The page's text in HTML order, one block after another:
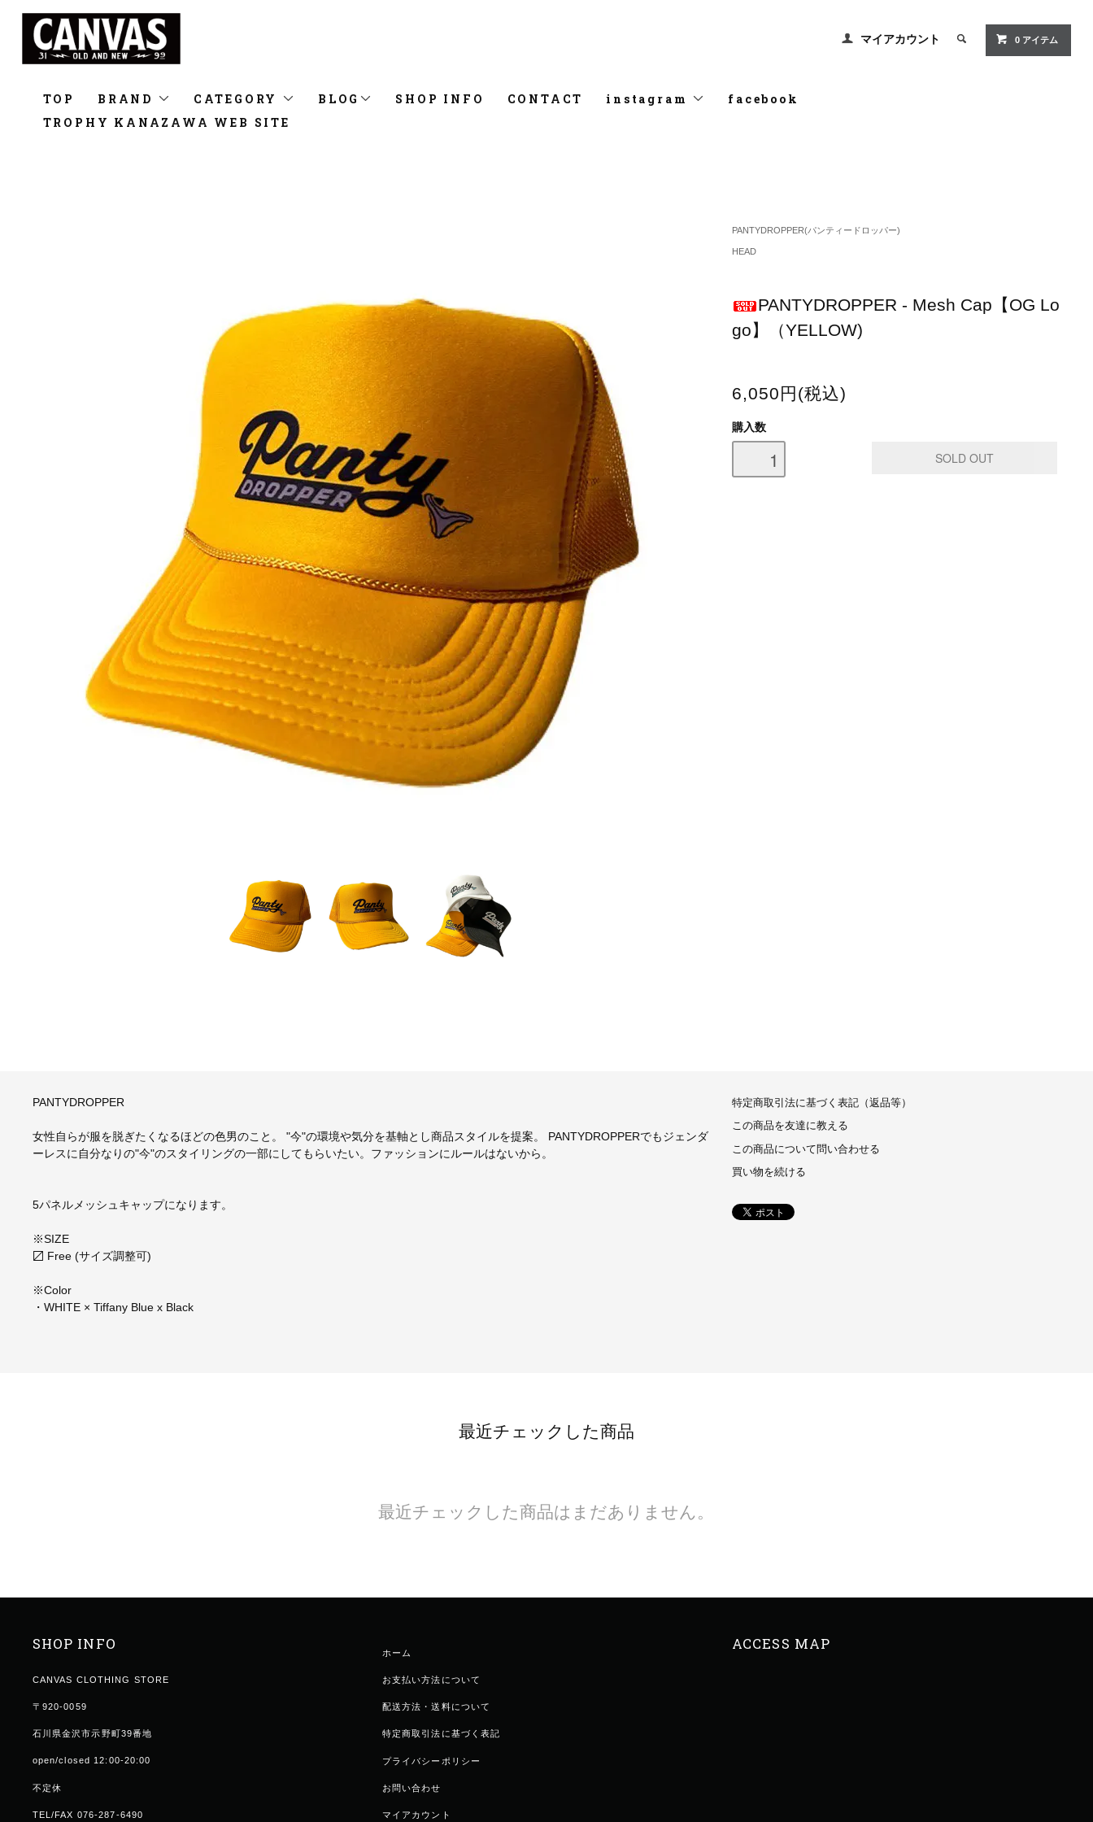
マイアカウント 0 アイテム
TOP BRAND CATEGORY BLOG SHOP INFO CONTACT instagram
facebook
TROPHY KANAZAWA WEB SITE
PANTYDROPPER(パンティードロッパー)
HEAD
PANTYDROPPER - Mesh Cap【OG Lo
go】（YELLOW)
6,050円(税込)
購入数
PANTYDROPPER
女性自らが服を脱ぎたくなるほどの色男のこと。 "今"の環境や気分を基軸とし商品スタイルを提案。 PANTYDROPPERでもジェンダ
ーレスに自分なりの"今"のスタイリングの一部にしてもらいたい。ファッションにルールはないから。
5パネルメッシュキャップになります。
※SIZE
〼 Free (サイズ調整可)
※Color
・WHITE × Tiffany Blue x Black
特定商取引法に基づく表記（返品等）
この商品を友達に教える
この商品について問い合わせる
買い物を続ける
最近チェックした商品
最近チェックした商品はまだありません。
SHOP INFO
CANVAS CLOTHING STORE
〒920-0059
石川県金沢市示野町39番地
open/closed 12:00-20:00
不定休
TEL/FAX 076-287-6490
ホーム
お支払い方法について
配送方法・送料について
特定商取引法に基づく表記
プライバシーポリシー
お問い合わせ
マイアカウント
ACCESS MAP